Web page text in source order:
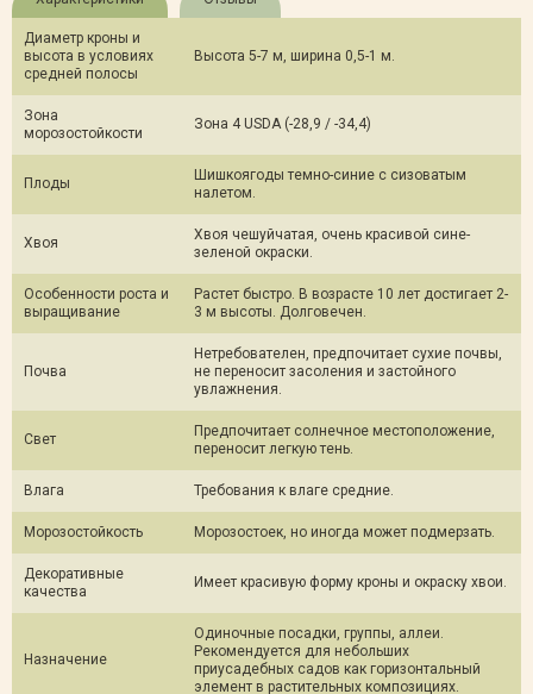
Диаметр кроны и
высота в условиях
средней полосы
Высота 5-7 м, ширина 0,5-1 м.
Зона
морозостойкости
Зона 4 USDA (-28,9 / -34,4)
Плоды
Шишкоягоды темно-синие с сизоватым
налетом.
Хвоя
Хвоя чешуйчатая, очень красивой сине-
зеленой окраски.
Особенности роста и
выращивание
Растет быстро. В возрасте 10 лет достигает 2-
3 м высоты. Долговечен.
Почва
Нетребователен, предпочитает сухие почвы,
не переносит засоления и застойного
увлажнения.
Свет
Предпочитает солнечное местоположение,
переносит легкую тень.
Влага Требования к влаге средние.
Морозостойкость Морозостоек, но иногда может подмерзать.
Декоративные
качества
Имеет красивую форму кроны и окраску хвои.
Назначение
Одиночные посадки, группы, аллеи.
Рекомендуется для небольших
приусадебных садов как горизонтальный
элемент в растительных композициях.